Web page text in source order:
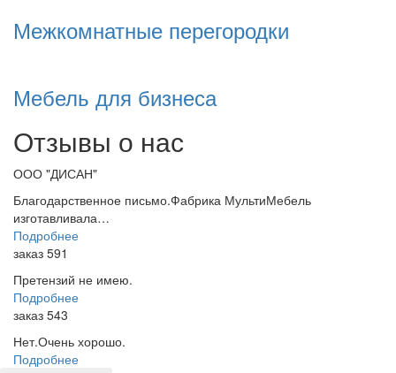
Межкомнатные перегородки
Мебель для бизнеса
Отзывы о нас
ООО "ДИСАН"
Благодарственное письмо.Фабрика МультиМебель
изготавливала…
Подробнее
заказ 591
Претензий не имею.
Подробнее
заказ 543
Нет.Очень хорошо.
Подробнее